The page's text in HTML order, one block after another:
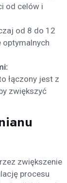
od celów i
od 8 do 12
optymalnych
łączony jest z
zwiększyć
zwiększenie
procesu